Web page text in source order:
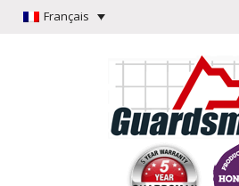
Français